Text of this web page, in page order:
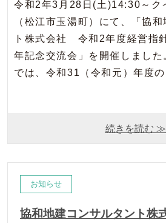
令和2年3月28日(土)14:30～ク
（松江市玉湯町）にて、「協
ト株式会社 令和2年度経営指
年記念交流会」を開催しまし
では、令和31（令和元）年度
続きを読む ≫
お知らせ
協和地建コンサルタント株